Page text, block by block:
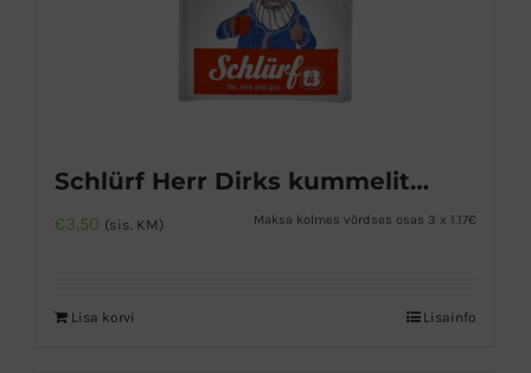
Schlürf Herr Dirks kummelitee 20tk
€3,50 (sis. KM) Maksa kolmes võrdses osas 3 x 1.17€
Lisa korvi Lisainfo